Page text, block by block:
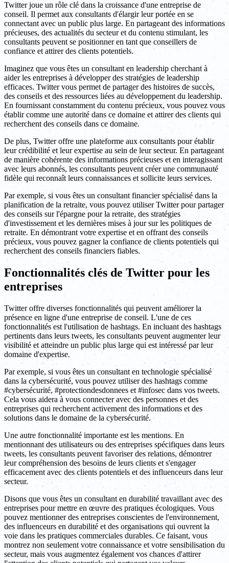
Twitter joue un rôle clé dans la croissance d'une entreprise de
conseil. Il permet aux consultants d'élargir leur portée en se
connectant avec un public plus large. En partageant des informations
précieuses, des actualités du secteur et du contenu stimulant, les
consultants peuvent se positionner en tant que conseillers de
confiance et attirer des clients potentiels.
Imaginez que vous êtes un consultant en leadership cherchant à
aider les entreprises à développer des stratégies de leadership
efficaces. Twitter vous permet de partager des histoires de succès,
des conseils et des ressources liées au développement du leadership.
En fournissant constamment du contenu précieux, vous pouvez vous
établir comme une autorité dans ce domaine et attirer des clients qui
recherchent des conseils dans ce domaine.
De plus, Twitter offre une plateforme aux consultants pour établir
leur crédibilité et leur expertise au sein de leur secteur. En partageant
de manière cohérente des informations précieuses et en interagissant
avec leurs abonnés, les consultants peuvent créer une communauté
fidèle qui reconnaît leurs connaissances et sollicite leurs services.
Par exemple, si vous êtes un consultant financier spécialisé dans la
planification de la retraite, vous pouvez utiliser Twitter pour partager
des conseils sur l'épargne pour la retraite, des stratégies
d'investissement et les dernières mises à jour sur les politiques de
retraite. En démontrant votre expertise et en offrant des conseils
précieux, vous pouvez gagner la confiance de clients potentiels qui
recherchent des conseils financiers fiables.
Fonctionnalités clés de Twitter pour les
entreprises
Twitter offre diverses fonctionnalités qui peuvent améliorer la
présence en ligne d'une entreprise de conseil. L'une de ces
fonctionnalités est l'utilisation de hashtags. En incluant des hashtags
pertinents dans leurs tweets, les consultants peuvent augmenter leur
visibilité et atteindre un public plus large qui est intéressé par leur
domaine d'expertise.
Par exemple, si vous êtes un consultant en technologie spécialisé
dans la cybersécurité, vous pouvez utiliser des hashtags comme
#cybersécurité, #protectiondesdonnees et #infosec dans vos tweets.
Cela vous aidera à vous connecter avec des personnes et des
entreprises qui recherchent activement des informations et des
solutions dans le domaine de la cybersécurité.
Une autre fonctionnalité importante est les mentions. En
mentionnant des utilisateurs ou des entreprises spécifiques dans leurs
tweets, les consultants peuvent favoriser des relations, démontrer
leur compréhension des besoins de leurs clients et s'engager
efficacement avec des clients potentiels et des influenceurs dans leur
secteur.
Disons que vous êtes un consultant en durabilité travaillant avec des
entreprises pour mettre en œuvre des pratiques écologiques. Vous
pouvez mentionner des entreprises conscientes de l'environnement,
des influenceurs en durabilité et des organisations qui ouvrent la
voie dans les pratiques commerciales durables. Ce faisant, vous
montrez non seulement votre connaissance et votre sensibilisation du
secteur, mais vous augmentez également vos chances d'attirer